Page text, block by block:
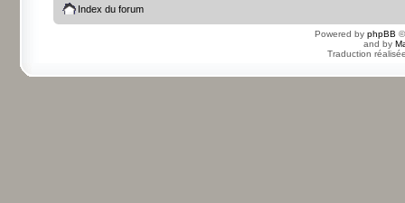
Index du forum
Powered by phpBB
and by
Traduction